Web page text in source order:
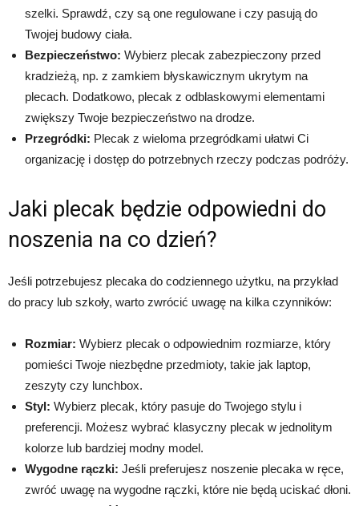
szelki. Sprawdź, czy są one regulowane i czy pasują do
Twojej budowy ciała.
Bezpieczeństwo: Wybierz plecak zabezpieczony przed
kradzieżą, np. z zamkiem błyskawicznym ukrytym na
plecach. Dodatkowo, plecak z odblaskowymi elementami
zwiększy Twoje bezpieczeństwo na drodze.
Przegródki: Plecak z wieloma przegródkami ułatwi Ci
organizację i dostęp do potrzebnych rzeczy podczas podróży.
Jaki plecak będzie odpowiedni do
noszenia na co dzień?
Jeśli potrzebujesz plecaka do codziennego użytku, na przykład
do pracy lub szkoły, warto zwrócić uwagę na kilka czynników:
Rozmiar: Wybierz plecak o odpowiednim rozmiarze, który
pomieści Twoje niezbędne przedmioty, takie jak laptop,
zeszyty czy lunchbox.
Styl: Wybierz plecak, który pasuje do Twojego stylu i
preferencji. Możesz wybrać klasyczny plecak w jednolitym
kolorze lub bardziej modny model.
Wygodne rączki: Jeśli preferujesz noszenie plecaka w ręce,
zwróć uwagę na wygodne rączki, które nie będą uciskać dłoni.